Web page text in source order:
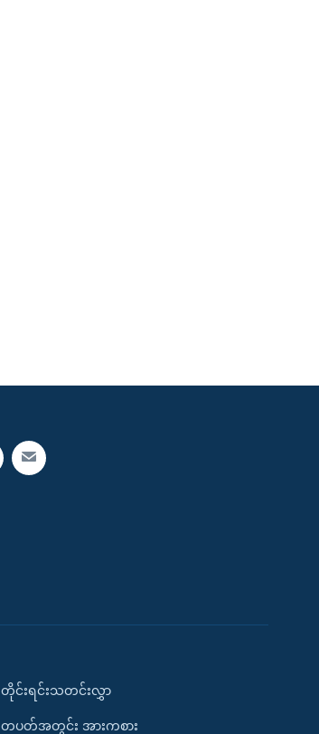
တိုင်းရင်းသတင်းလွှာ
တပတ်အတွင်း အားကစား